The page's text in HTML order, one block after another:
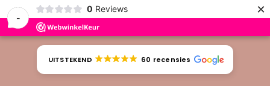
-
0 Reviews ×
UITSTEKEND 60 recensies